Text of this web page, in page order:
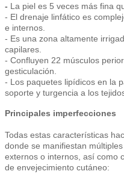
- La piel es 5 veces más fina
- El drenaje linfático es
e internos.
- Es una zona altamente
capilares.
- Confluyen 22 músculos
gesticulación.
- Los paquetes lipídicos en la
soporte y turgencia a los
Principales imperfecciones
Todas estas características
donde se manifiestan
externos o internos, así como
de envejecimiento cutáneo: